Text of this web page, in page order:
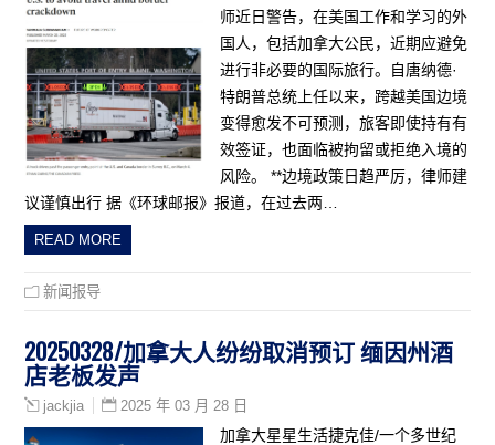
师近日警告，在美国工作和学习的外
国人，包括加拿大公民，近期应避免
进行非必要的国际旅行。自唐纳德·
特朗普总统上任以来，跨越美国边境
变得愈发不可预测，旅客即使持有有
效签证，也面临被拘留或拒绝入境的
风险。 **边境政策日趋严厉，律师建
议谨慎出行 据《环球邮报》报道，在过去两…
READ MORE
新闻报导
20250328/加拿大人纷纷取消预订 缅因州酒
店老板发声
jackjia 2025 年 03 月 28 日
加拿大星星生活捷克佳/一个多世纪